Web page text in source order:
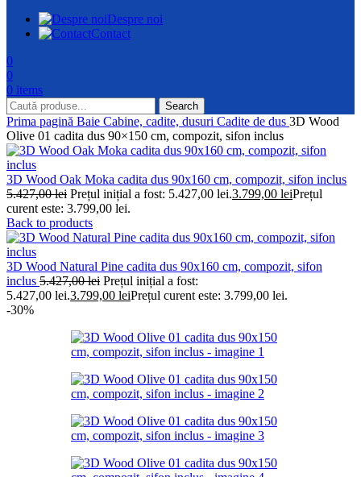
Despre noi
Contact
0
0
0 items
Search
Prima pagină Baie Cabine, cadite, dusuri Cadite de dus 3D Wood
Olive 01 cadita dus 90×150 cm, compozit, sifon inclus
3D Wood Oak Moka cadita dus 90x160 cm, compozit, sifon inclus
5.427,00lei Prețul inițial a fost: 5.427,00 lei.3.799,00 leiPrețul
curent este: 3.799,00 lei.
Back to products
3D Wood Natural Pine cadita dus 90x160 cm, compozit, sifon
inclus 5.427,00lei Prețul inițial a fost:
5.427,00 lei.3.799,00 leiPrețul curent este: 3.799,00 lei.
-30%